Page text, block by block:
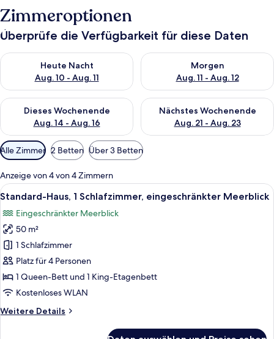
Zimmeroptionen
Überprüfe die Verfügbarkeit für diese Daten
Heute Nacht
Aug. 10 - Aug. 11
Überprüfe die Verfügbarkeit für heute Nacht, Aug. 10 - Aug.
Morgen
Aug. 11 - Aug. 12
Überprüfe die Verfügbarkeit
Dieses Wochenende
Aug. 14 - Aug. 16
Überprüfe die Verfügbarkeit für dieses Wochenende, Aug. 14
Nächstes Wochenende
Aug. 21 - Aug. 23
Überprüfe die Verfügbarkeit
Verfügbare
Filter
für
Zimmer
Alle Zimmer 2 Betten Über 3 Betten
Anzeige von 4 von 4 Zimmern
Alle
Fotos
für
Standard-
Haus,
1
Schlafzimmer,
eingeschränkter
anzeigen
Ein Schlafzimmer mit einem Bett,
4
Standard-Haus, 1 Schlafzimmer, eingeschränkter Meerblick
Eingeschränkter Meerblick
50 m²
1 Schlafzimmer
Platz für 4 Personen
1 Queen-Bett und 1 King-Etagenbett
Kostenloses WLAN
Weitere Details
Weitere